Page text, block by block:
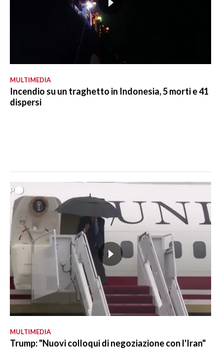
MULTIMEDIA
Incendio su un traghetto in Indonesia, 5 morti e 41
dispersi
MULTIMEDIA
Trump: "Nuovi colloqui di negoziazione con l'Iran"